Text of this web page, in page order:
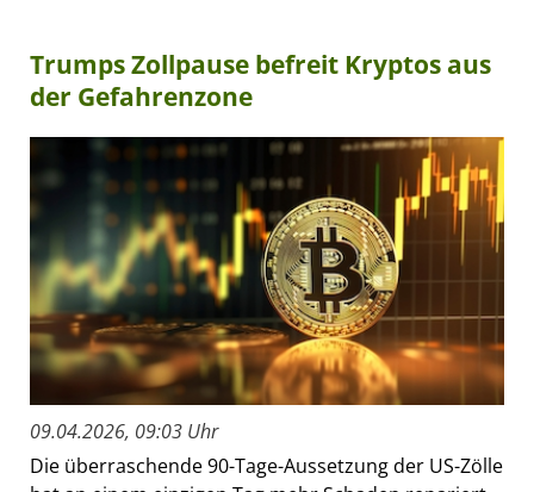
Trumps Zollpause befreit Kryptos aus
der Gefahrenzone
09.04.2026, 09:03 Uhr
Die überraschende 90-Tage-Aussetzung der US-Zölle